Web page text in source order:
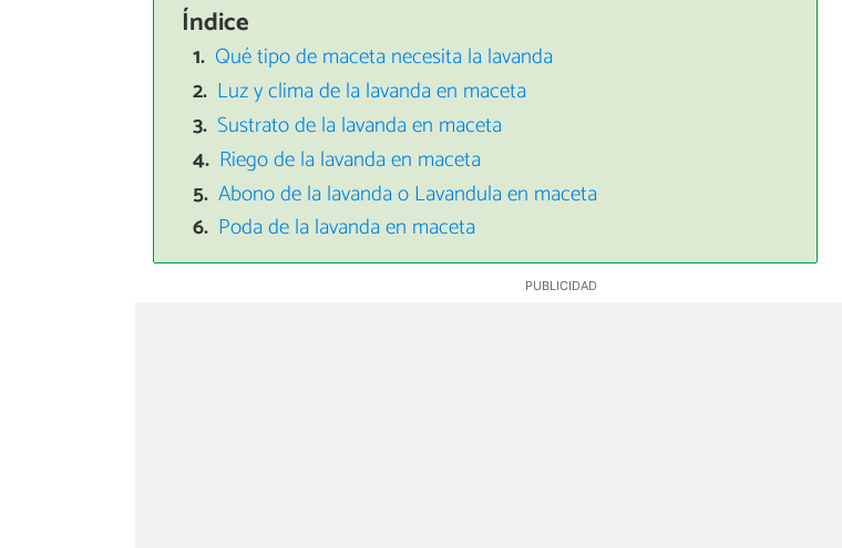
Índice
Qué tipo de maceta necesita la lavanda
Luz y clima de la lavanda en maceta
Sustrato de la lavanda en maceta
Riego de la lavanda en maceta
Abono de la lavanda o Lavandula en maceta
Poda de la lavanda en maceta